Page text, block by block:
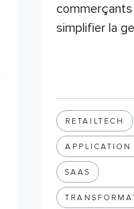
simplifier la
RETAILTECH
APPLICATION
SAAS